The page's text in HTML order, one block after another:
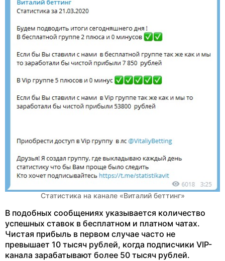
Статистика на канале «Виталий беттинг»
В подобных сообщениях указывается количество
успешных ставок в бесплатном и платном чатах.
Чистая прибыль в первом случае часто не
превышает 10 тысяч рублей, когда подписчики VIP-
канала зарабатывают более 50 тысяч рублей.